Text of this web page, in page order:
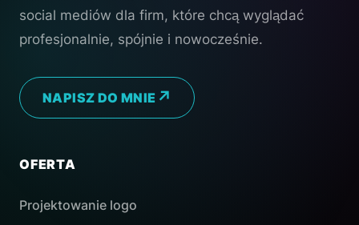
social mediów dla firm, które chcą wyglądać
profesjonalnie, spójnie i nowocześnie.
NAPISZ DO MNIE
OFERTA
Projektowanie logo